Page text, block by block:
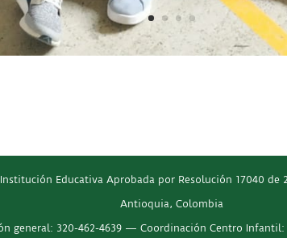
Educativa Aprobada por Resolución 17040 de
Antioquia, Colombia
general: 320-462-4639 — Coordinación Centro